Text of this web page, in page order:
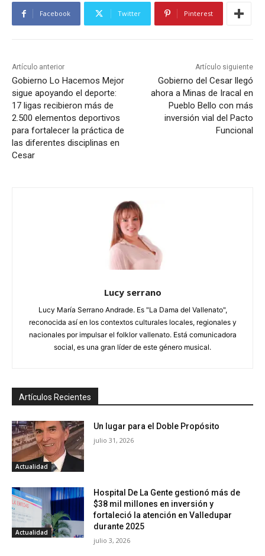
Facebook Twitter Pinterest
Artículo anterior
Gobierno Lo Hacemos Mejor
sigue apoyando el deporte:
17 ligas recibieron más de
2.500 elementos deportivos
para fortalecer la práctica de
las diferentes disciplinas en
Cesar
Artículo siguiente
Gobierno del Cesar llegó
ahora a Minas de Iracal en
Pueblo Bello con más
inversión vial del Pacto
Funcional
Lucy serrano
Lucy María Serrano Andrade. Es "La Dama del Vallenato",
reconocida así en los contextos culturales locales, regionales y
nacionales por impulsar el folklor vallenato. Está comunicadora
social, es una gran líder de este género musical.
Artículos Recientes
Actualidad
Un lugar para el Doble Propósito
julio 31, 2026
Actualidad
Hospital De La Gente gestionó más de
$38 mil millones en inversión y
fortaleció la atención en Valledupar
durante 2025
julio 3, 2026